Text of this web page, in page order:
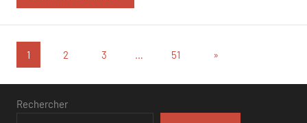
Pagination
des
publications
1 2 3 … 51
Articles
»
Rechercher